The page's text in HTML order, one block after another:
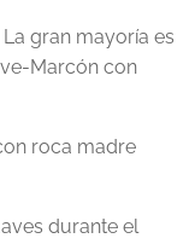
gran mayoría es
Marcón con
roca madre
durante el